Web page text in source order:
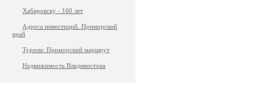
Хабаровску - 160 лет
Адреса инвестиций. Приморский
край
Туризм: Приморский маршрут
Недвижимость Владивостока